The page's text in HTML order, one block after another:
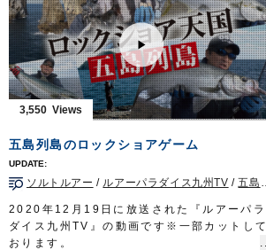
ハリス：フロロ 1.7〜2号
ウキ：円錐ウキ G5
ハリ：サスガチヌ2号
放送日 2020年9月27日
OWNERMOVIEhttp://ownertv.jp/
オーナーばりwebsite
http://www.owner.co.jp
し釣りに挑みました。
新製品ツインサポート船ヒラメの使い方と、
渋い状況での釣り方を白井さんが徹底解説。
イワシに負担をかけず元気に泳がせるツイン
サポートフックが、最後にドラマを巻き起こ
します。
ぜひご覧ください。
ツインサポート船ヒラメ
ツインサポートフック
■取材協力…茨城県鹿島/長岡丸様
OWNERMOVIE
http://ownertv.jp/
オーナーばりwebsite
http://www.owner.co.jp
3,550
五島列島のロックショアゲーム
ソルトルアー / ルアーパラダイス九州TV /五島列島
2020年12月19日に放送された『ルアーパラ
ダイス九州TV』の動画です※一部カットして
おります。